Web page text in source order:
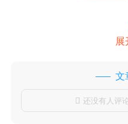
展
文
 还没有人评